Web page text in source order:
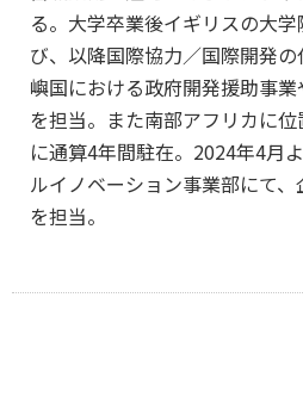
る。大学卒業後イギリスの大
び、以降国際協力／国際開発
嶼国における政府開発援助事
を担当。また南部アフリカに
に通算4年間駐在。2024年4月
ルイノベーション事業部にて
を担当。